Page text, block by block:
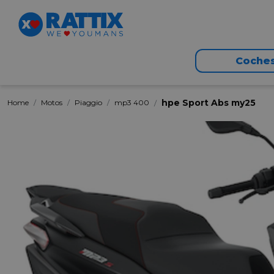
Home Motos Piaggio mp3 400 hpe Sport Abs my25